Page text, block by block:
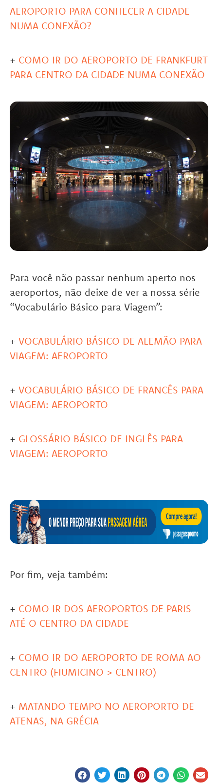
AEROPORTO PARA CONHECER A CIDADE
NUMA CONEXÃO?
+ COMO IR DO AEROPORTO DE FRANKFURT
PARA CENTRO DA CIDADE NUMA CONEXÃO
Para você não passar nenhum aperto nos
aeroportos, não deixe de ver a nossa série
“Vocabulário Básico para Viagem”:
+ VOCABULÁRIO BÁSICO DE ALEMÃO PARA
VIAGEM: AEROPORTO
+ VOCABULÁRIO BÁSICO DE FRANCÊS PARA
VIAGEM: AEROPORTO
+ GLOSSÁRIO BÁSICO DE INGLÊS PARA
VIAGEM: AEROPORTO
Por fim, veja também:
+ COMO IR DOS AEROPORTOS DE PARIS
ATÉ O CENTRO DA CIDADE
+ COMO IR DO AEROPORTO DE ROMA AO
CENTRO (FIUMICINO > CENTRO)
+ MATANDO TEMPO NO AEROPORTO DE
ATENAS, NA GRÉCIA